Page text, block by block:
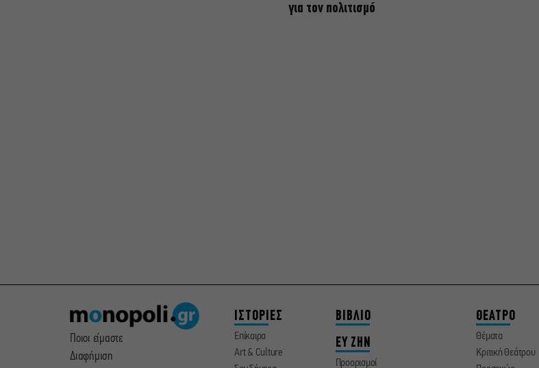
για τον πολιτισμό
Ποιοι είμαστε
Διαφήμιση
ΙΣΤΟΡΙΕΣ
Επίκαιρα
Art & Culture
ΒΙΒΛΙΟ
ΕΥ ΖΗΝ
Προορισμοί
ΘΕΑΤΡΟ
Θέματα
Κριτική Θεάτρου